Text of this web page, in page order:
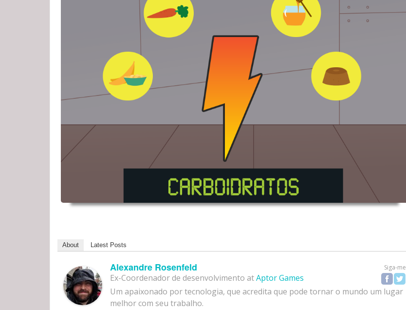
About Latest Posts
Siga-me
Alexandre Rosenfeld
Ex-Coordenador de desenvolvimento atAptor Games
Um apaixonado por tecnologia, que acredita que pode tornar o mundo um lugar
melhor com seu trabalho.